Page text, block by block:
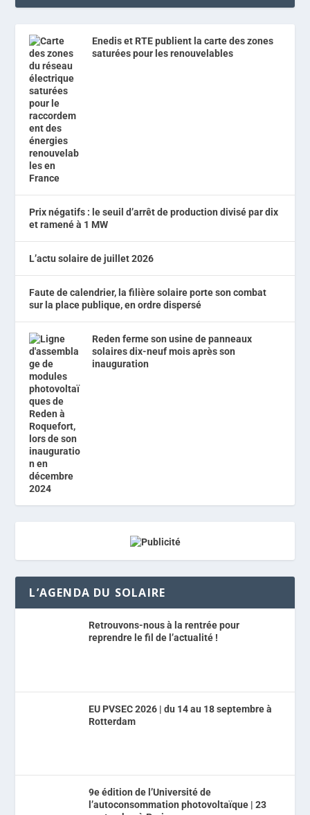
Enedis et RTE publient la carte des zones
saturées pour les renouvelables
Prix négatifs : le seuil d’arrêt de production divisé par dix
et ramené à 1 MW
L’actu solaire de juillet 2026
Faute de calendrier, la filière solaire porte son combat
sur la place publique, en ordre dispersé
Reden ferme son usine de panneaux
solaires dix-neuf mois après son
inauguration
L’AGENDA DU SOLAIRE
Retrouvons-nous à la rentrée pour
reprendre le fil de l’actualité !
EU PVSEC 2026 | du 14 au 18 septembre à
Rotterdam
9e édition de l’Université de
l’autoconsommation photovoltaïque | 23